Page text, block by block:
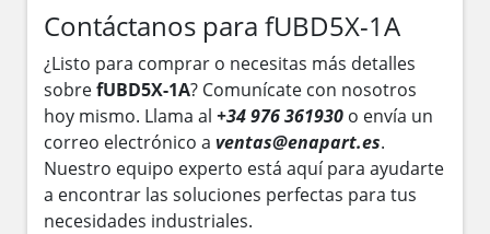
Contáctanos para fUBD5X-1A
¿Listo para comprar o necesitas más detalles
sobrefUBD5X-1A? Comunícate con nosotros
hoy mismo. Llama al +34 976 361930 o envía un
correo electrónico a ventas@enapart.es.
Nuestro equipo experto está aquí para ayudarte
a encontrar las soluciones perfectas para tus
necesidades industriales.